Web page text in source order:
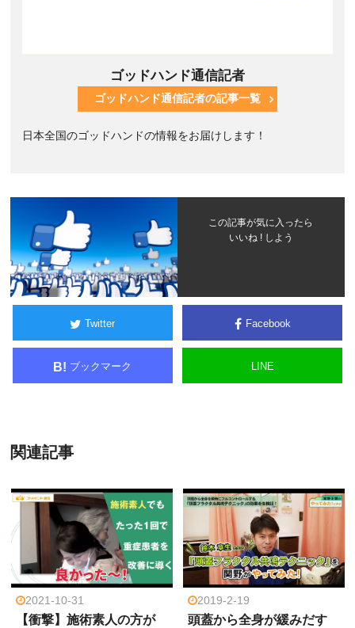
ゴッドハンド通信記者
ゴッドハンド通信記者の記事一覧
日本全国のゴッドハンドの情報をお届けします！
この記事が気に入ったら
いいね ! しよう
Twitter Facebook
B! ブックマーク LINE
関連記事
2021-10-31
【衝撃】施術素人の方が
2019-2-19
頭蓋から全身が緩みだす